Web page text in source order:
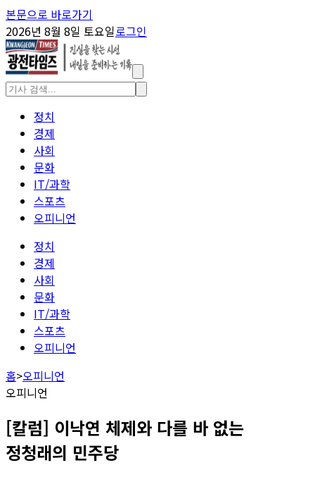
본문으로 바로가기
2026년 8월 8일 토요일로그인
정치
경제
사회
문화
IT/과학
스포츠
오피니언
정치
경제
사회
문화
IT/과학
스포츠
오피니언
홈>오피니언
오피니언
[칼럼] 이낙연 체제와 다를 바 없는
정청래의 민주당